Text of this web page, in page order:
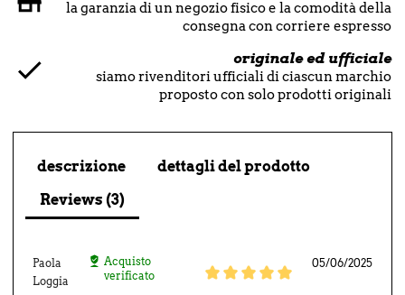
la garanzia di un negozio fisico e la comodità della
consegna con corriere espresso
originale ed ufficiale
siamo rivenditori ufficiali di ciascun marchio
proposto con solo prodotti originali
descrizione
dettagli del prodotto
Reviews (3)
Paola
Loggia
Acquisto
verificato
05/06/2025